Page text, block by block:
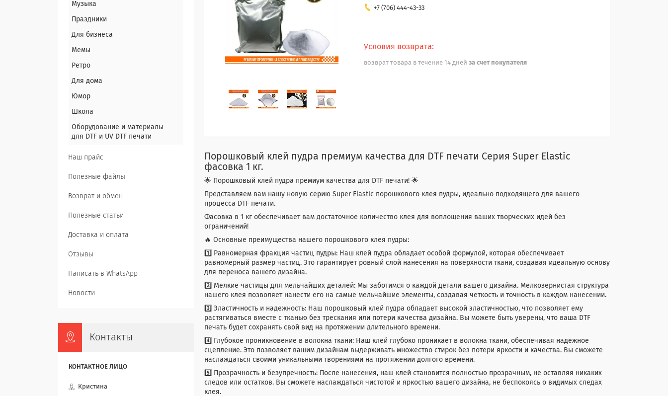
+7 (706) 444-43-33
возврат товара в течение 14 дней за счет покупателя
Порошковый клей пудра премиум качества для DTF печати Серия Super Elastic
фасовка 1 кг.
🌟 Порошковый клей пудра премиум качества для DTF печати! 🌟
Представляем вам нашу новую серию Super Elastic порошкового клея пудры, идеально подходящего для вашего
процесса DTF печати.
Фасовка в 1 кг обеспечивает вам достаточное количество клея для воплощения ваших творческих идей без
ограничений!
🔥 Основные преимущества нашего порошкового клея пудры:
1️⃣ Равномерная фракция частиц пудры: Наш клей пудра обладает особой формулой, которая обеспечивает
равномерный размер частиц. Это гарантирует ровный слой нанесения на поверхности ткани, создавая идеальную основу
для переноса вашего дизайна.
2️⃣ Мелкие частицы для мельчайших деталей: Мы заботимся о каждой детали вашего дизайна. Мелкозернистая структура
нашего клея позволяет нанести его на самые мельчайшие элементы, создавая четкость и точность в каждом нанесении.
3️⃣ Эластичность и надежность: Наш порошковый клей пудра обладает высокой эластичностью, что позволяет ему
растягиваться вместе с тканью без трескания или потери качества дизайна. Вы можете быть уверены, что ваша DTF
печать будет сохранять свой вид на протяжении длительного времени.
4️⃣ Глубокое проникновение в волокна ткани: Наш клей глубоко проникает в волокна ткани, обеспечивая надежное
сцепление. Это позволяет вашим дизайнам выдерживать множество стирок без потери яркости и качества. Вы сможете
наслаждаться своими уникальными творениями на протяжении долгого времени.
5️⃣ Прозрачность и безупречность: После нанесения, наш клей становится полностью прозрачным, не оставляя никаких
следов или остатков. Вы сможете наслаждаться чистотой и яркостью вашего дизайна, не беспокоясь о видимых следах
клея.
Музыка
Праздники
Для бизнеса
Мемы
Ретро
Для дома
Юмор
Школа
Оборудование и материалы
для DTF и UV DTF печати
Наш прайс
Полезные файлы
Возврат и обмен
Полезные статьи
Доставка и оплата
Отзывы
Написать в WhatsApp
Новости
Контакты
Кристина